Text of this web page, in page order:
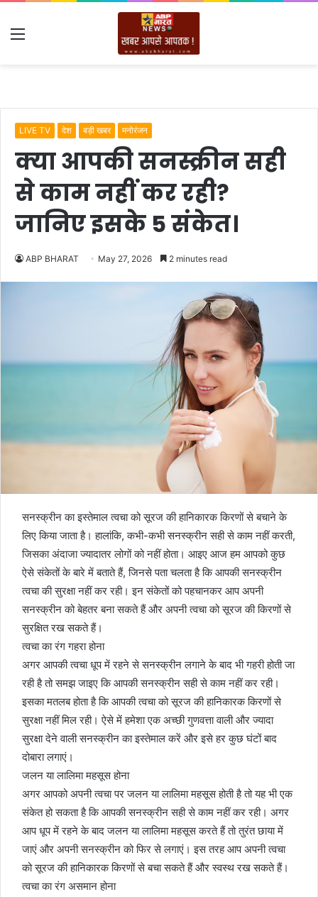
Menu
LIVE TV देश बड़ी खबर मनोरंजन
क्या आपकी सनस्क्रीन सही
से काम नहीं कर रही?
जानिए इसके 5 संकेत।
ABP BHARAT May 27, 2026 2 minutes read
सनस्क्रीन का इस्तेमाल त्वचा को सूरज की हानिकारक किरणों से बचाने के
लिए किया जाता है। हालांकि, कभी-कभी सनस्क्रीन सही से काम नहीं करती,
जिसका अंदाजा ज्यादातर लोगों को नहीं होता। आइए आज हम आपको कुछ
ऐसे संकेतों के बारे में बताते हैं, जिनसे पता चलता है कि आपकी सनस्क्रीन
त्वचा की सुरक्षा नहीं कर रही। इन संकेतों को पहचानकर आप अपनी
सनस्क्रीन को बेहतर बना सकते हैं और अपनी त्वचा को सूरज की किरणों से
सुरक्षित रख सकते हैं।
त्वचा का रंग गहरा होना
अगर आपकी त्वचा धूप में रहने से सनस्क्रीन लगाने के बाद भी गहरी होती जा
रही है तो समझ जाइए कि आपकी सनस्क्रीन सही से काम नहीं कर रही।
इसका मतलब होता है कि आपकी त्वचा को सूरज की हानिकारक किरणों से
सुरक्षा नहीं मिल रही। ऐसे में हमेशा एक अच्छी गुणवत्ता वाली और ज्यादा
सुरक्षा देने वाली सनस्क्रीन का इस्तेमाल करें और इसे हर कुछ घंटों बाद
दोबारा लगाएं।
जलन या लालिमा महसूस होना
अगर आपको अपनी त्वचा पर जलन या लालिमा महसूस होती है तो यह भी एक
संकेत हो सकता है कि आपकी सनस्क्रीन सही से काम नहीं कर रही। अगर
आप धूप में रहने के बाद जलन या लालिमा महसूस करते हैं तो तुरंत छाया में
जाएं और अपनी सनस्क्रीन को फिर से लगाएं। इस तरह आप अपनी त्वचा
को सूरज की हानिकारक किरणों से बचा सकते हैं और स्वस्थ रख सकते हैं।
त्वचा का रंग असमान होना